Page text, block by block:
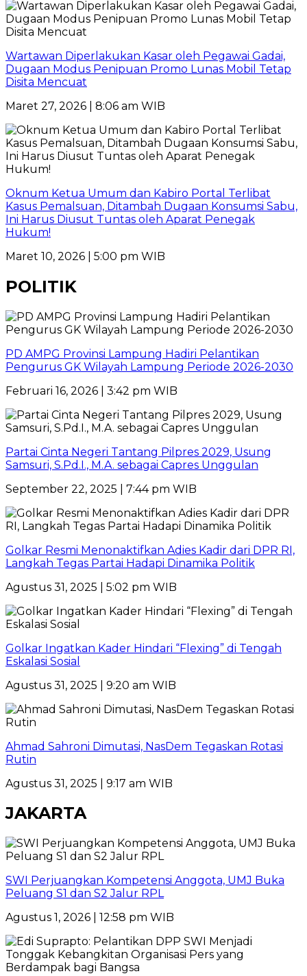
Wartawan Diperlakukan Kasar oleh Pegawai Gadai,
Dugaan Modus Penipuan Promo Lunas Mobil Tetap
Disita Mencuat
Maret 27, 2026 | 8:06 am WIB
Oknum Ketua Umum dan Kabiro Portal Terlibat
Kasus Pemalsuan, Ditambah Dugaan Konsumsi Sabu,
Ini Harus Diusut Tuntas oleh Aparat Penegak
Hukum!
Maret 10, 2026 | 5:00 pm WIB
POLITIK
PD AMPG Provinsi Lampung Hadiri Pelantikan
Pengurus GK Wilayah Lampung Periode 2026-2030
Februari 16, 2026 | 3:42 pm WIB
Partai Cinta Negeri Tantang Pilpres 2029, Usung
Samsuri, S.Pd.I., M.A. sebagai Capres Unggulan
September 22, 2025 | 7:44 pm WIB
Golkar Resmi Menonaktifkan Adies Kadir dari DPR RI,
Langkah Tegas Partai Hadapi Dinamika Politik
Agustus 31, 2025 | 5:02 pm WIB
Golkar Ingatkan Kader Hindari “Flexing” di Tengah
Eskalasi Sosial
Agustus 31, 2025 | 9:20 am WIB
Ahmad Sahroni Dimutasi, NasDem Tegaskan Rotasi
Rutin
Agustus 31, 2025 | 9:17 am WIB
JAKARTA
SWI Perjuangkan Kompetensi Anggota, UMJ Buka
Peluang S1 dan S2 Jalur RPL
Agustus 1, 2026 | 12:58 pm WIB